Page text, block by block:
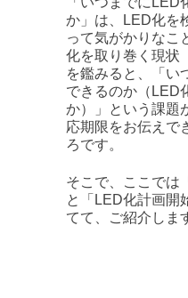
か」は、LED化を
って気がかりなこ
化を取り巻く現状
を鑑みると、「い
できるのか（LED
か）」という課題
応期限をお伝えで
ろです。
そこで、ここでは
と「LED化計画開
てて、ご紹介しま